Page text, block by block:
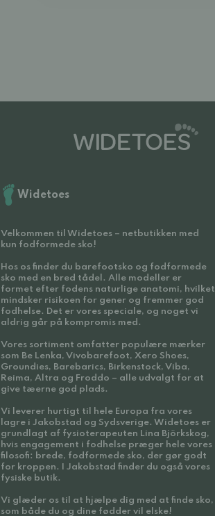
Widetoes
Velkommen til Widetoes – netbutikken med
kun fodformede sko!
Hos os finder du barefootsko og fodformede
sko med en bred tådel. Alle modeller er
formet efter fodens naturlige anatomi, hvilket
mindsker risikoen for gener og fremmer god
fodhelse. Det er vores speciale, og noget vi
aldrig går på kompromis med.
Vores sortiment omfatter populære mærker
som Be Lenka, Vivobarefoot, Xero Shoes,
Groundies, Barebarics, Birkenstock, Viba,
Reima, Altra og Froddo – alle udvalgt for at
give tæerne god plads.
Vi leverer hurtigt til hele Europa fra vores
lagre i Jakobstad og Sydsverige. Widetoes er
grundlagt af fysioterapeuten Lina Björkskog,
hvis engagement i fodhelse præger hele vores
filosofi: brede, fodformede sko, der gør godt
for kroppen. I Jakobstad finder du også vores
fysiske butik.
Vi glæder os til at hjælpe dig med at finde sko,
som både du og dine fødder vil elske!